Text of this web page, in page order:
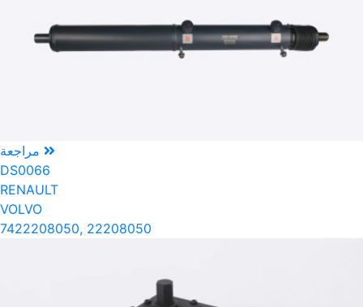
مراجعة
DS0066
RENAULT
VOLVO
7422208050, 22208050